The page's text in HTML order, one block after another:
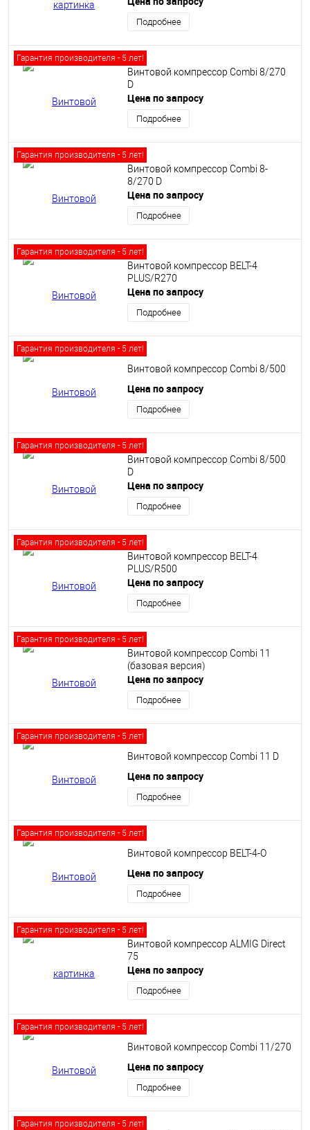
Подробнее
Гарантия производителя - 5 лет!
Винтовой компрессор Сombi 8/270
D
Цена по запросу
Подробнее
Гарантия производителя - 5 лет!
Винтовой компрессор Сombi 8-
8/270 D
Цена по запросу
Подробнее
Гарантия производителя - 5 лет!
Винтовой компрессор BELT-4
PLUS/R270
Цена по запросу
Подробнее
Гарантия производителя - 5 лет!
Винтовой компрессор Сombi 8/500
Цена по запросу
Подробнее
Гарантия производителя - 5 лет!
Винтовой компрессор Сombi 8/500
D
Цена по запросу
Подробнее
Гарантия производителя - 5 лет!
Винтовой компрессор BELT-4
PLUS/R500
Цена по запросу
Подробнее
Гарантия производителя - 5 лет!
Винтовой компрессор Сombi 11
(базовая версия)
Цена по запросу
Подробнее
Гарантия производителя - 5 лет!
Винтовой компрессор Сombi 11 D
Цена по запросу
Подробнее
Гарантия производителя - 5 лет!
Винтовой компрессор BELT-4-O
Цена по запросу
Подробнее
Гарантия производителя - 5 лет!
Винтовой компрессор ALMIG Direct
75
Цена по запросу
Подробнее
Гарантия производителя - 5 лет!
Винтовой компрессор Сombi 11/270
Цена по запросу
Подробнее
Гарантия производителя - 5 лет!